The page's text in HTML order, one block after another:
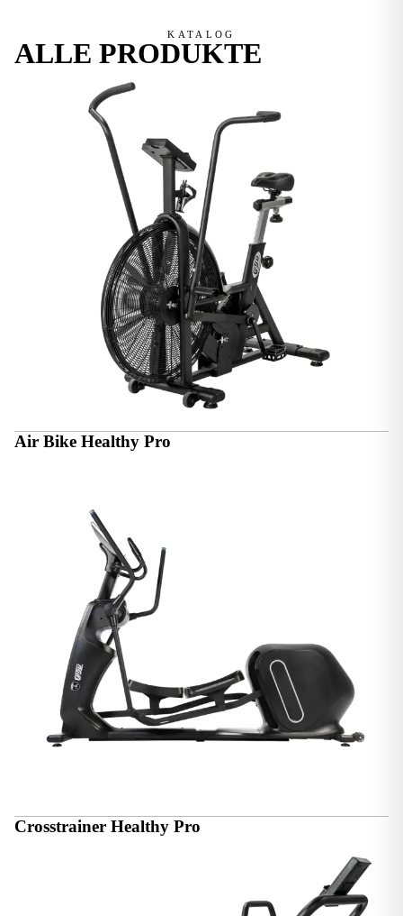
KATALOG
ALLE PRODUKTE
Air Bike Healthy Pro
Crosstrainer Healthy Pro